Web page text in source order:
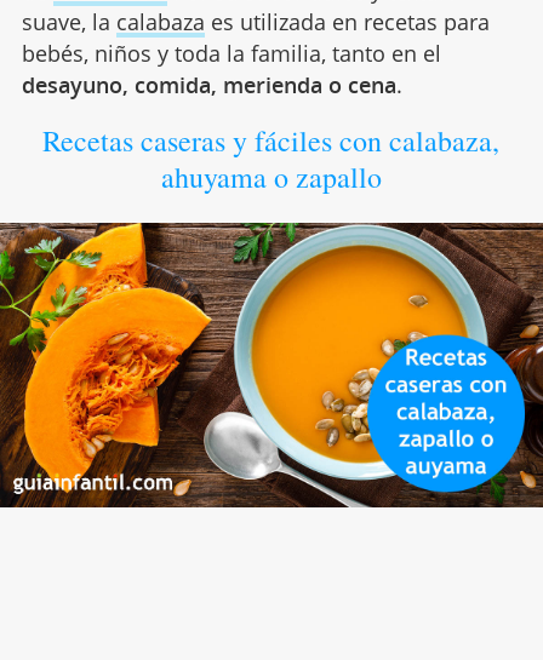
suave, la calabaza es utilizada en recetas para
bebés, niños y toda la familia, tanto en el
desayuno, comida, merienda o cena.
Recetas caseras y fáciles con calabaza,
ahuyama o zapallo